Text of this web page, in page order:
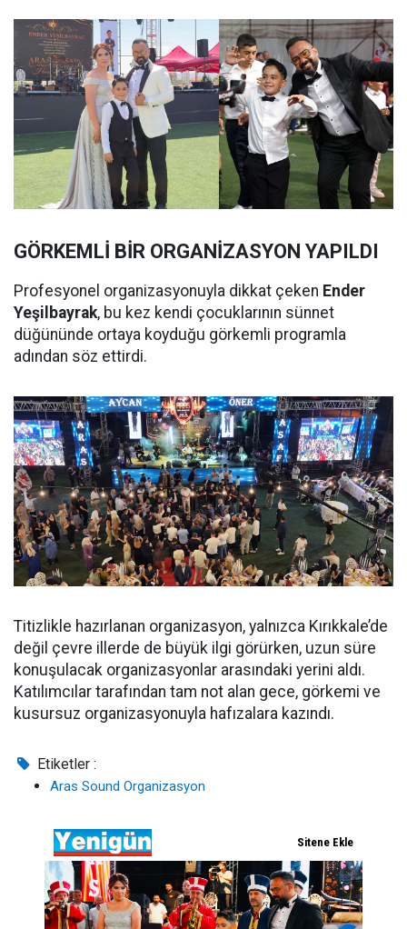
GÖRKEMLİ BİR ORGANİZASYON YAPILDI
Profesyonel organizasyonuyla dikkat çeken Ender
Yeşilbayrak, bu kez kendi çocuklarının sünnet
düğününde ortaya koyduğu görkemli programla
adından söz ettirdi.
Titizlikle hazırlanan organizasyon, yalnızca Kırıkkale’de
değil çevre illerde de büyük ilgi görürken, uzun süre
konuşulacak organizasyonlar arasındaki yerini aldı.
Katılımcılar tarafından tam not alan gece, görkemi ve
kusursuz organizasyonuyla hafızalara kazındı.
Etiketler :
Aras Sound Organizasyon